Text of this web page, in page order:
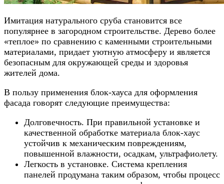
Имитация натурального сруба становится все
популярнее в загородном строительстве. Дерево более
«теплое» по сравнению с каменными строительными
материалами, придает уютную атмосферу и является
безопасным для окружающей среды и здоровья
жителей дома.
В пользу применения блок-хауса для оформления
фасада говорят следующие преимущества:
Долговечность. При правильной установке и
качественной обработке материала блок-хаус
устойчив к механическим повреждениям,
повышенной влажности, осадкам, ультрафиолету.
Легкость в установке. Система крепления
панелей продумана таким образом, чтобы процесс